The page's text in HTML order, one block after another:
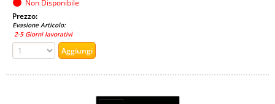
Non Disponibile
Prezzo:
Evasione Articolo:
2-5 Giorni lavorativi